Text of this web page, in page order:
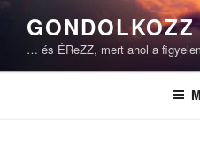
Tartalomhoz
… és ÉReZZ, mert ahol a